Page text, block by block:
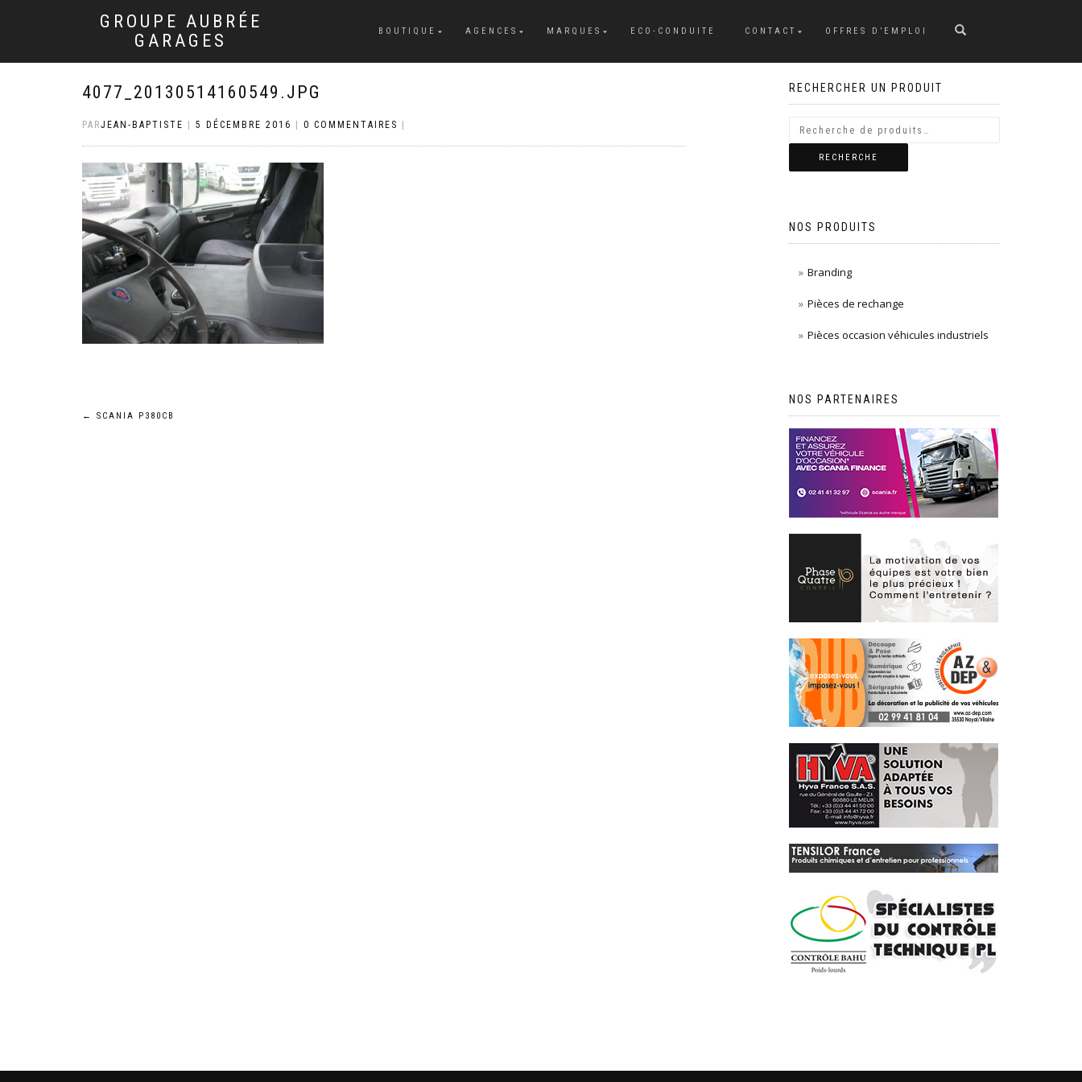
GROUPE AUBRÉE
GARAGES
BOUTIQUE AGENCES MARQUES ECO-CONDUITE CONTACT OFFRES D’EMPLOI
4077_20130514160549.JPG
PARJEAN-BAPTISTE 5 DÉCEMBRE 2016 0 COMMENTAIRES
Navigation
← SCANIA P380CB
RECHERCHER UN PRODUIT
RECHERCHE
NOS PRODUITS
Branding
Pièces de rechange
Pièces occasion véhicules industriels
NOS PARTENAIRES